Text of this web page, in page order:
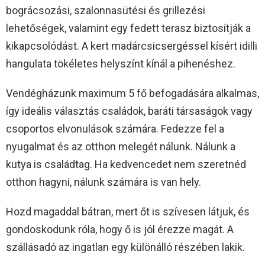
bográcsozási, szalonnasütési és grillezési
lehetőségek, valamint egy fedett terasz biztosítják a
kikapcsolódást. A kert madárcsicsergéssel kísért idilli
hangulata tökéletes helyszínt kínál a pihenéshez.
Vendégházunk maximum 5 fő befogadására alkalmas,
így ideális választás családok, baráti társaságok vagy
csoportos elvonulások számára. Fedezze fel a
nyugalmat és az otthon melegét nálunk. Nálunk a
kutya is családtag. Ha kedvencedet nem szeretnéd
otthon hagyni, nálunk számára is van hely.
Hozd magaddal bátran, mert őt is szívesen látjuk, és
gondoskodunk róla, hogy ő is jól érezze magát. A
szállásadó az ingatlan egy különálló részében lakik.